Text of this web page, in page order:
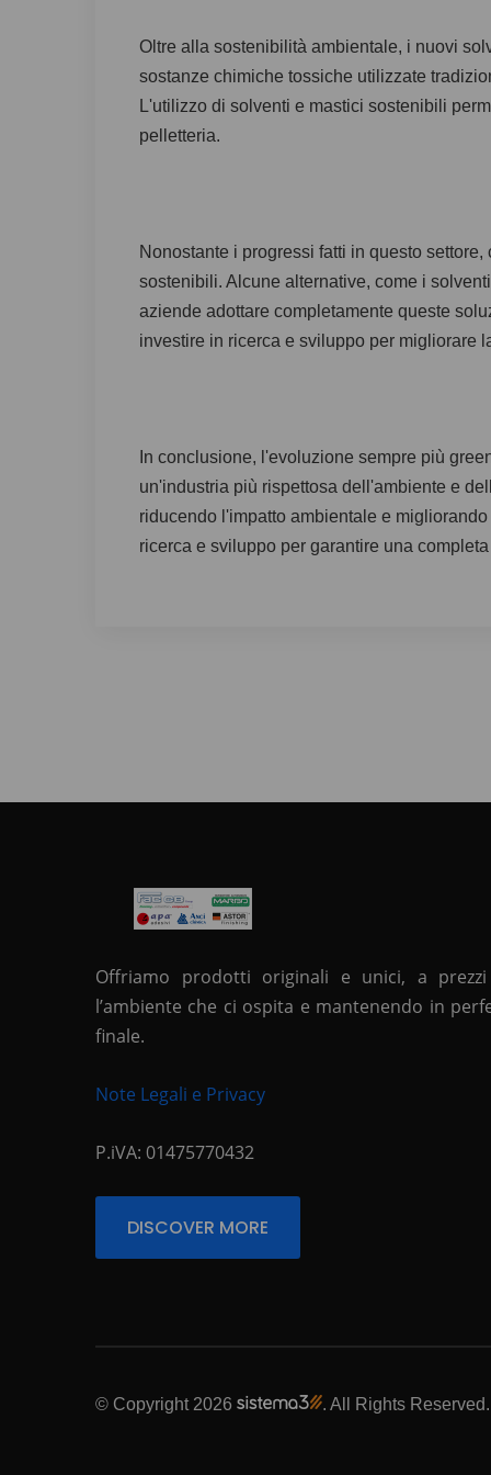
Oltre alla sostenibilità ambientale, i nuovi
sostanze chimiche tossiche utilizzate
L'utilizzo di solventi e mastici sostenibili
pelletteria.
Nonostante i progressi fatti in questo
sostenibili. Alcune alternative, come i
aziende adottare completamente queste
investire in ricerca e sviluppo per migliorare
In conclusione, l'evoluzione sempre più
un'industria più rispettosa dell'ambiente e
riducendo l'impatto ambientale e
ricerca e sviluppo per garantire una
Offriamo prodotti originali e unici, a
l’ambiente che ci ospita e mantenendo in
finale.
Note Legali e Privacy
P.iVA: 01475770432
DISCOVER MORE
© Copyright 2026 . All Rights Reserved.